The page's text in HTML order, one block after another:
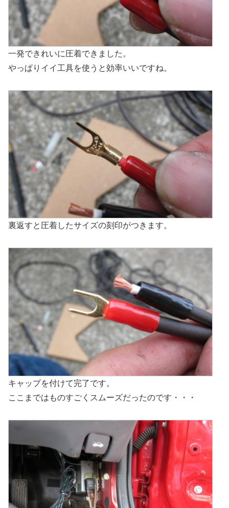
一発できれいに圧着できました。
やっぱりイイ工具を使うと効率いいですね。
裏返すと圧着したサイズの刻印がつきます。
キャップを付けて完了です。
ここまではものすごくスムーズだったのです・・・